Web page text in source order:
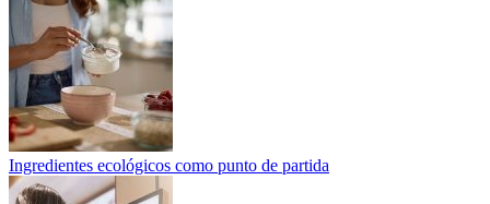
Ingredientes ecológicos como punto de partida